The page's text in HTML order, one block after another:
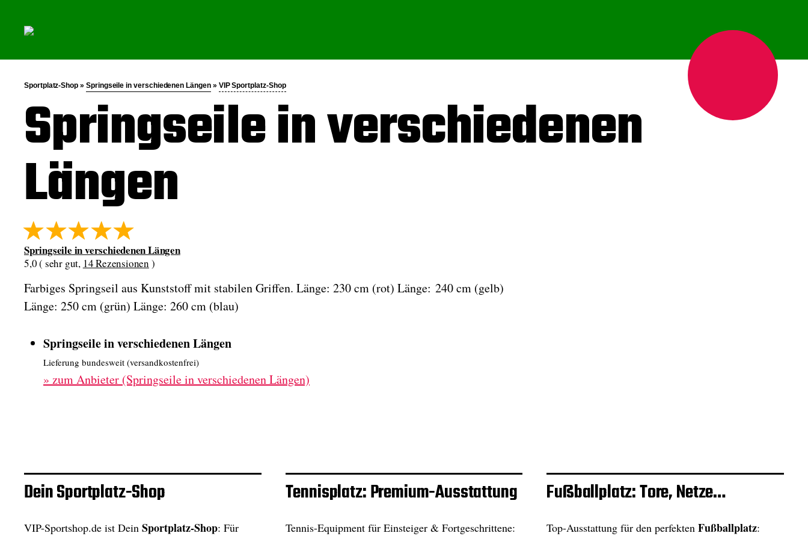
Sportplatz-Shop » Springseile in verschiedenen Längen» VIP Sportplatz-Shop
Springseile in verschiedenen
Längen
Springseile in verschiedenen Längen
5,0 ( sehr gut, 14 Rezensionen )
Farbiges Springseil aus Kunststoff mit stabilen Griffen. Länge: 230 cm (rot) Länge: 240 cm (gelb)
Länge: 250 cm (grün) Länge: 260 cm (blau)
Springseile in verschiedenen Längen
Lieferung bundesweit (versandkostenfrei)
» zum Anbieter (Springseile in verschiedenen Längen)
Dein Sportplatz-Shop
VIP-Sportshop.de ist Dein Sportplatz-Shop: Für
Tennisplatz: Premium-Ausstattung
Tennis-Equipment für Einsteiger & Fortgeschrittene:
Fußballplatz: Tore, Netze…
Top-Ausstattung für den perfektenFußballplatz: